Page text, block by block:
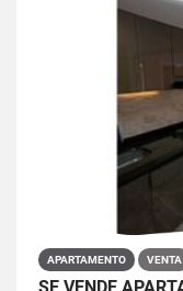
APARTAMENTO VENTA